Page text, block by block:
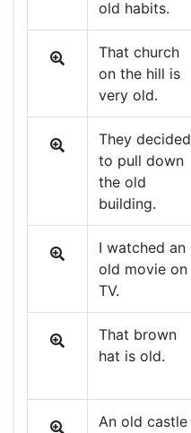
old habits.
That church
on the hill is
very old.
They decided
to pull down
the old
building.
I watched an
old movie on
TV.
That brown
hat is old.
An old castle